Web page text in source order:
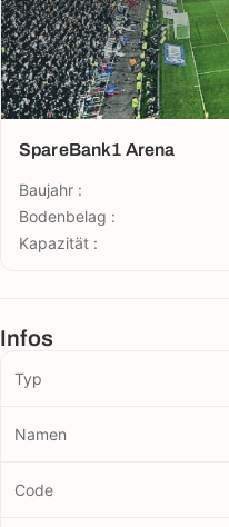
SpareBank1 Arena
Baujahr :
Bodenbelag :
Kapazität :
Infos
Typ
Namen
Code